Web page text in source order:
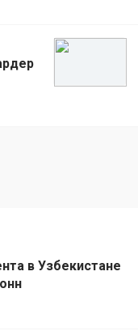
в Узбекистане